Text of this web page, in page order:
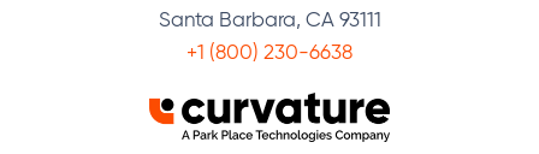
Santa Barbara, CA 93111
+1 (800) 230-6638